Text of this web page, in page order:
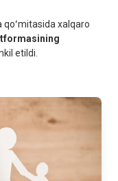
xalqaro
etildi.